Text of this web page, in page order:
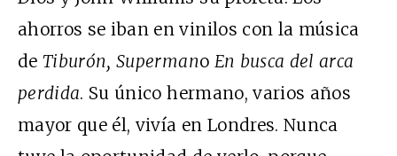
ahorros se iban en vinilos con la música
deTiburón, Supermano En busca del arca
perdida. Su único hermano, varios años
mayor que él, vivía en Londres. Nunca